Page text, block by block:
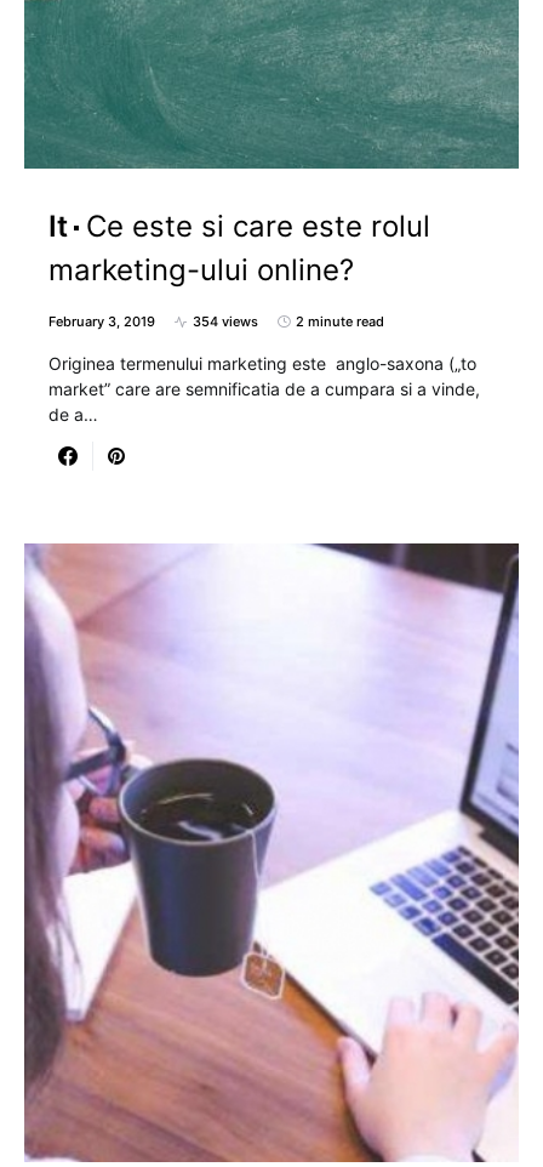
It Ce este si care este rolul
marketing-ului online?
February 3, 2019 354 views 2 minute read
Originea termenului marketing este anglo-saxona („to
market” care are semnificatia de a cumpara si a vinde,
de a…